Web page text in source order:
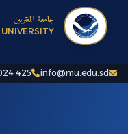
info@mu.edu.sd
425
جامعة المغتربين